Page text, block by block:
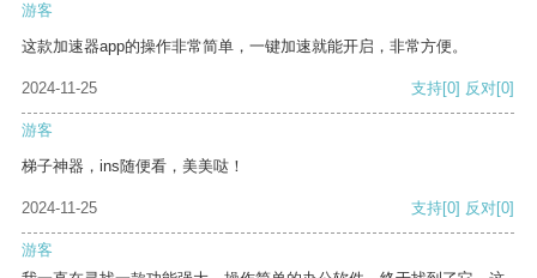
游客
这款加速器app的操作非常简单，一键加速就能开启，非常方便。
2024-11-25 支持[0] 反对[0]
游客
梯子神器，ins随便看，美美哒！
2024-11-25 支持[0] 反对[0]
游客